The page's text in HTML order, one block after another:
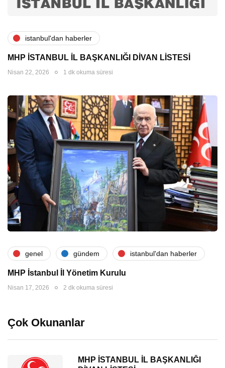
i̇stanbul'dan haberler
MHP İSTANBUL İL BAŞKANLIĞI DİVAN LİSTESİ
Nisan 22, 2026 1 dk okuma süresi
genel gündem i̇stanbul'dan haberler
MHP İstanbul İl Yönetim Kurulu
Nisan 17, 2026 2 dk okuma süresi
Çok Okunanlar
MHP İSTANBUL İL BAŞKANLIĞI